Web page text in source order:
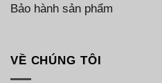
Bảo hành sản phẩm
VỀ CHÚNG TÔI